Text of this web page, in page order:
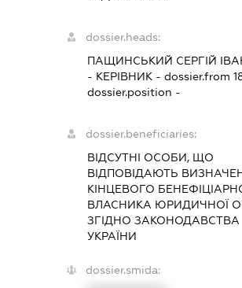
dossier.heads:
ПАЩИНСЬКИЙ СЕРГІЙ
- КЕРІВНИК - dossier.from
dossier.position -
dossier.beneficiaries:
ВІДСУТНІ ОСОБИ, ЩО
ВІДПОВІДАЮТЬ
КІНЦЕВОГО
ВЛАСНИКА ЮРИДИЧНОЇ
ЗГІДНО ЗАКОНОДАВСТВА
УКРАЇНИ
dossier.smida: